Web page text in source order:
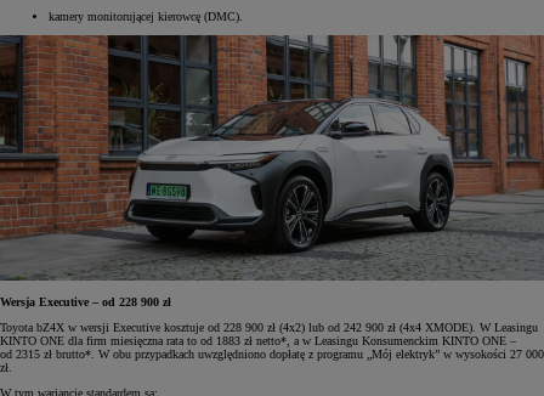
kamery monitorującej kierowcę (DMC).
Wersja Executive – od 228 900 zł
Toyota bZ4X w wersji Executive kosztuje od 228 900 zł (4x2) lub od 242 900 zł (4x4 XMODE). W Leasingu
KINTO ONE dla firm miesięczna rata to od 1883 zł netto*, a w Leasingu Konsumenckim KINTO ONE –
od 2315 zł brutto*. W obu przypadkach uwzględniono dopłatę z programu „Mój elektryk” w wysokości 27 000
zł.
W tym wariancie standardem są: